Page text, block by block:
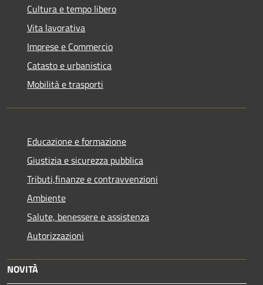
Cultura e tempo libero
Vita lavorativa
Imprese e Commercio
Catasto e urbanistica
Mobilità e trasporti
Educazione e formazione
Giustizia e sicurezza pubblica
Tributi,finanze e contravvenzioni
Ambiente
Salute, benessere e assistenza
Autorizzazioni
NOVITÀ